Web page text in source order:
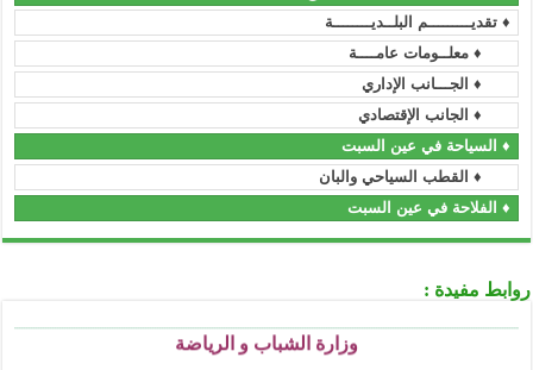
♦ تقديـــــــــم البلــديــــــــة
♦ معلــومات عامــــة
♦ الجـــانب الإداري
♦ الجانب الإقتصادي
♦ السياحة في عين السبت
♦ القطب السياحي والبان
♦ الفلاحة في عين السبت
روابط مفيدة :
مجلس الأمة
رئاسة الحكومة
الجريدة الرسمية
الأمانة العامة للحكومة
وزارة السكن و العمران و المدينة
وزارة التعليم و التكوين المهنيين